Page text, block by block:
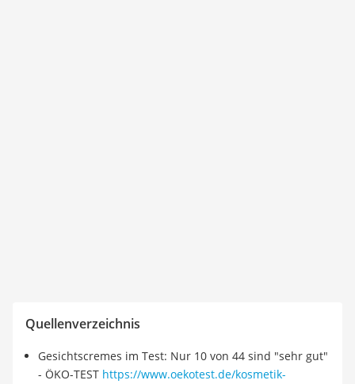
Quellenverzeichnis
Gesichtscremes im Test: Nur 10 von 44 sind "sehr gut"
- ÖKO-TEST https://www.oekotest.de/kosmetik-